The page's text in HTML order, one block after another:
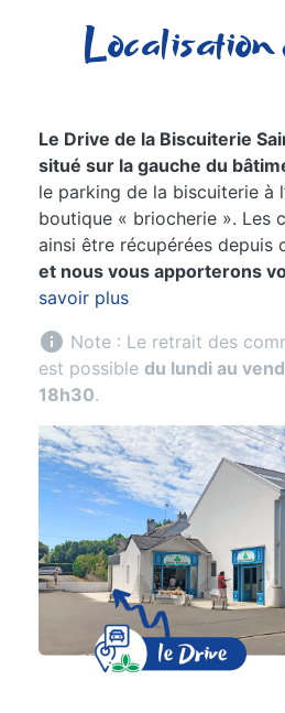
Localisation
Le Drive de la Biscuiterie
situé sur la gauche du
le parking de la biscuiterie à
boutique « briocherie ». Les
ainsi être récupérées depuis
et nous vous apporterons
savoir plus
info Note : Le retrait des
est possible du lundi au
18h30.